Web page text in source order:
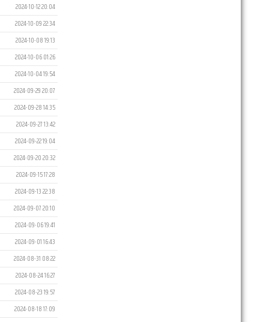
2024-10-12 20:04
2024-10-09 22:34
2024-10-08 19:13
2024-10-06 01:26
2024-10-04 19:54
2024-09-29 20:07
2024-09-28 14:35
2024-09-27 13:42
2024-09-22 19:04
2024-09-20 20:32
2024-09-15 17:28
2024-09-13 22:38
2024-09-07 20:10
2024-09-06 19:41
2024-09-01 16:43
2024-08-31 08:22
2024-08-24 16:27
2024-08-23 19:57
2024-08-18 17:09